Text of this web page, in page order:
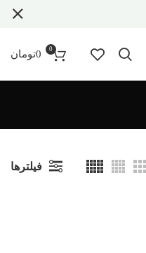
0
0تومان
فیلترها